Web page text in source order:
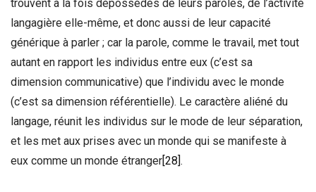
trouvent à la fois dépossédés de leurs paroles, de l’activité
langagière elle-même, et donc aussi de leur capacité
générique à parler ; car la parole, comme le travail, met tout
autant en rapport les individus entre eux (c’est sa
dimension communicative) que l’individu avec le monde
(c’est sa dimension référentielle). Le caractère aliéné du
langage, réunit les individus sur le mode de leur séparation,
et les met aux prises avec un monde qui se manifeste à
eux comme un monde étranger [28] .